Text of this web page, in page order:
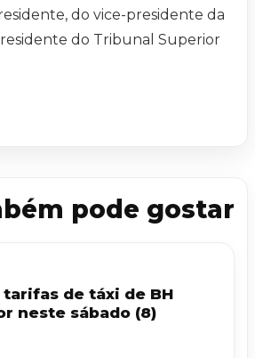
do vice-presidente da
do Tribunal Superior
pode gostar
de táxi de BH
neste sábado (8)